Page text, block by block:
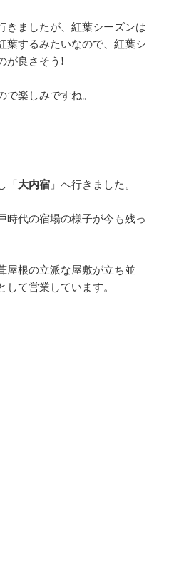
きましたが、紅葉シーズンは
葉するみたいなので、紅葉シ
が良さそう!
楽しみですね。
「大内宿 」へ行きました。
時代の宿場の様子が今も残っ
屋根の立派な屋敷が立ち並
て営業しています。